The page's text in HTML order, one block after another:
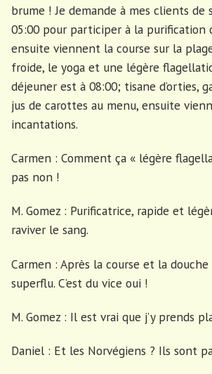
brume ! Je demande à mes clients de
05:00 pour participer à la purification
ensuite viennent la course sur la
froide, le yoga et une légère
déjeuner est à 08:00; tisane d’orties,
jus de carottes au menu, ensuite
incantations.
Carmen : Comment ça « légère
pas non !
M. Gomez : Purificatrice, rapide et
raviver le sang.
Carmen : Après la course et la douche
superflu. C’est du vice oui !
M. Gomez : Il est vrai que j’y prends
Daniel : Et les Norvégiens ? Ils sont